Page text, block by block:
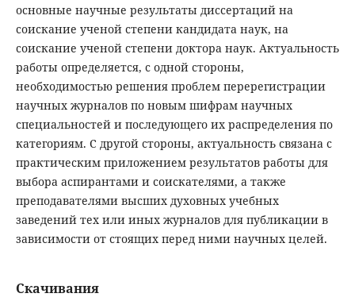
основные научные результаты диссертаций на
соискание ученой степени кандидата наук, на
соискание ученой степени доктора наук. Актуальность
работы определяется, с одной стороны,
необходимостью решения проблем перерегистрации
научных журналов по новым шифрам научных
специальностей и последующего их распределения по
категориям. С другой стороны, актуальность связана с
практическим приложением результатов работы для
выбора аспирантами и соискателями, а также
преподавателями высших духовных учебных
заведений тех или иных журналов для публикации в
зависимости от стоящих перед ними научных целей.
Скачивания